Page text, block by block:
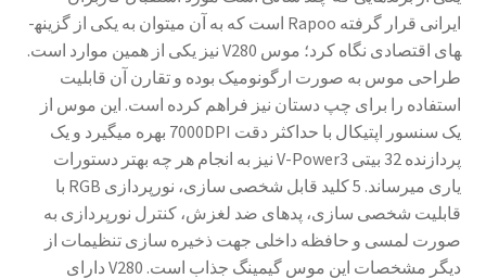
ایرانی قرار گرفته Rapooاست که به آن می­توان به یکی از گزینه­
های اقتصادی نگاه کرد؛ موس V280نیز یکی از همین موارد است.
طراحی موس به صورت ارگونومیک بوده و تقارن آن قابلیت
استفاده را برای چپ دستان نیز فراهم کرده است. این موس از
یک سنسور اپتیکال با حداکثر دقت 7000DPI بهره می­گیرد و یک
پردازنده 32 بیتی
V-Power3نیز به انجام هر چه بهتر دستورات
یاری می­رساند. 5 کلید قابل شخصی سازی، نورپردازی
RGB با
قابلیت شخصی سازی، پدهای ضد لغزش، کنترل نورپردازی به
صورت لمسی و حافظه داخلی جهت ذخیره سازی تنظیمات از
دیگر مشخصات این موس گیمینگ جذاب است. V280دارای